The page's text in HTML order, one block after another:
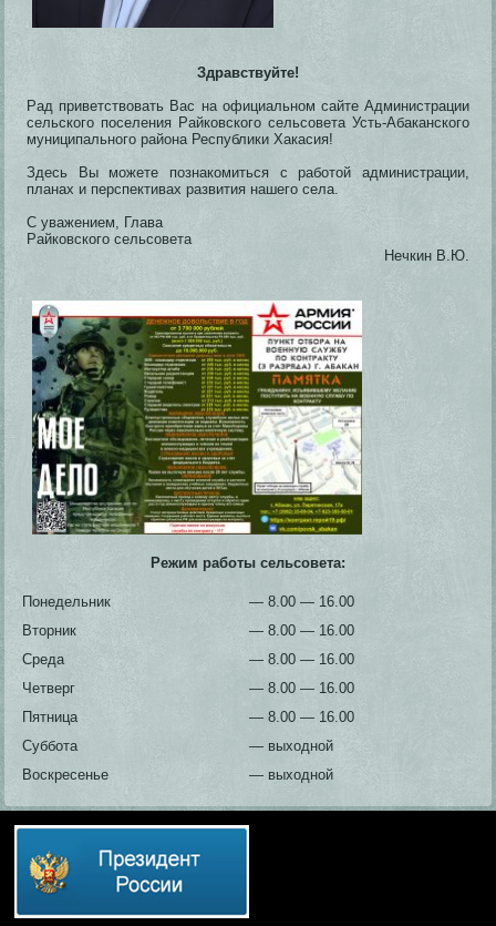
Здравствуйте!
Рад приветствовать Вас на официальном сайте Администрации
сельского поселения Райковского сельсовета Усть-Абаканского
муниципального района Республики Хакасия!
Здесь Вы можете познакомиться с работой администрации,
планах и перспективах развития нашего села.
С уважением, Глава
Райковского сельсовета
Нечкин В.Ю.
Режим работы сельсовета:
Понедельник
— 8.00 — 16.00
Вторник
— 8.00 — 16.00
Среда
— 8.00 — 16.00
Четверг
— 8.00 — 16.00
Пятница
— 8.00 — 16.00
Суббота
— выходной
Воскресенье
— выходной